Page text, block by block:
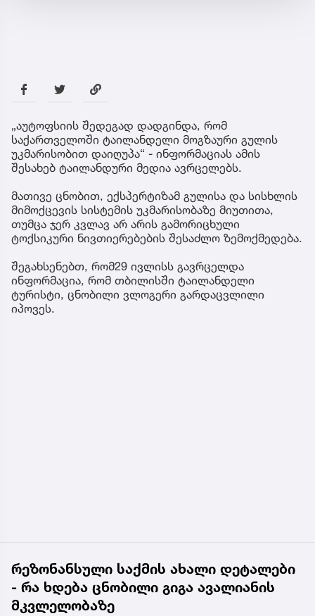
„აუტოფსიის შედეგად დადგინდა, რომ
საქართველოში ტაილანდელი მოგზაური გულის
უკმარისობით დაიღუპა“ - ინფორმაციას ამის
შესახებ ტაილანდური მედია ავრცელებს.
მათივე ცნობით, ექსპერტიზამ გულისა და სისხლის
მიმოქცევის სისტემის უკმარისობაზე მიუთითა,
თუმცა ჯერ კვლავ არ არის გამორიცხული
ტოქსიკური ნივთიერებების შესაძლო ზემოქმედება.
შეგახსენებთ, რომ29 ივლისს გავრცელდა
ინფორმაცია, რომ თბილისში ტაილანდელი
ტურისტი, ცნობილი ვლოგერი გარდაცვლილი
იპოვეს.
რეზონანსული საქმის ახალი დეტალები
- რა ხდება ცნობილი გიგა ავალიანის
მკვლელობაზე